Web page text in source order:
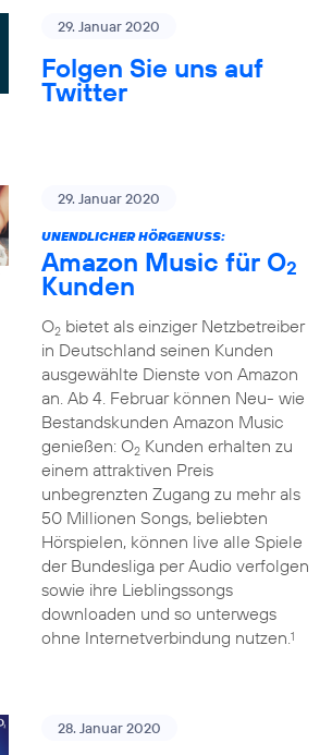
29. Januar 2020
Folgen Sie uns auf
Twitter
29. Januar 2020
UNENDLICHER HÖRGENUSS:
Amazon Music für O2
Kunden
O2bietet als einziger Netzbetreiber
in Deutschland seinen Kunden
ausgewählte Dienste von Amazon
an. Ab 4. Februar können Neu- wie
Bestandskunden Amazon Music
genießen: O2Kunden erhalten zu
einem attraktiven Preis
unbegrenzten Zugang zu mehr als
50 Millionen Songs, beliebten
Hörspielen, können live alle Spiele
der Bundesliga per Audio verfolgen
sowie ihre Lieblingssongs
downloaden und so unterwegs
ohne Internetverbindung nutzen.1
28. Januar 2020